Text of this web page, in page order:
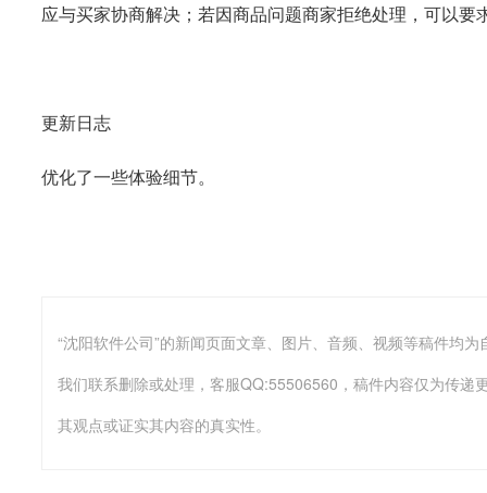
应与买家协商解决；若因商品问题商家拒绝处理，可以要
更新日志
优化了一些体验细节。
我们联系删除或处理，客服QQ:55506560，稿件内容仅为传递
其观点或证实其内容的真实性。